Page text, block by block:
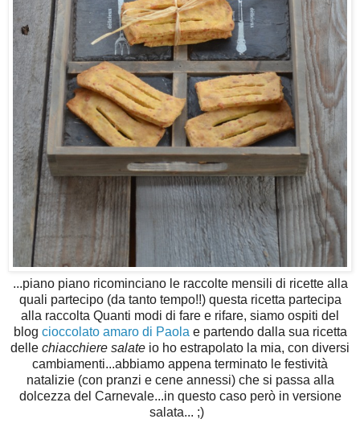
...piano piano ricominciano le raccolte mensili di ricette alla
quali partecipo (da tanto tempo!!) questa ricetta partecipa
alla raccolta Quanti modi di fare e rifare, siamo ospiti del
blog cioccolato amaro di Paola e partendo dalla sua ricetta
delle chiacchiere salate io ho estrapolato la mia, con diversi
cambiamenti...abbiamo appena terminato le festività
natalizie (con pranzi e cene annessi) che si passa alla
dolcezza del Carnevale...in questo caso però in versione
salata... ;)